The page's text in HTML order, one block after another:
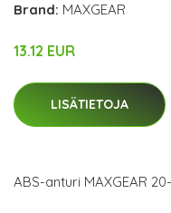
Brand: MAXGEAR
13.12 EUR
LISÄTIETOJA
ABS-anturi MAXGEAR